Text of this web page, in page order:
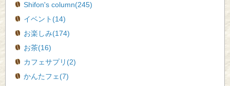
Shifon's column(245)
イベント(14)
お楽しみ(174)
お茶(16)
カフェサプリ(2)
かんたフェ(7)